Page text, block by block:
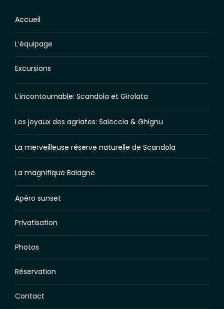
Accueil
L’équipage
Excursions
L’incontournable: Scandola et Girolata
Les joyaux des agriates: Saleccia & Ghignu
La merveilleuse réserve naturelle de Scandola
La magnifique Balagne
Apéro sunset
Privatisation
Photos
Réservation
Contact